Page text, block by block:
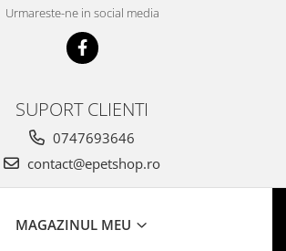
Urmareste-ne in social media
SUPORT CLIENTI
0747693646
contact@epetshop.ro
MAGAZINUL MEU